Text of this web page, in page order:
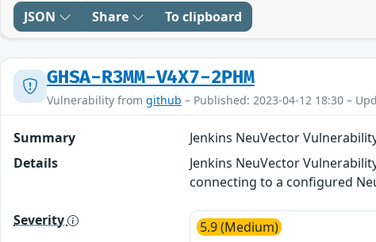
JSON Share To clipboard
GHSA-R3MM-V4X7-2PHM
Vulnerability from github – Published: 2023-04-12 18:30 –
Summary
Jenkins NeuVector
Details
Jenkins NeuVector
connecting to a configured
Severity 5.9 (Medium)